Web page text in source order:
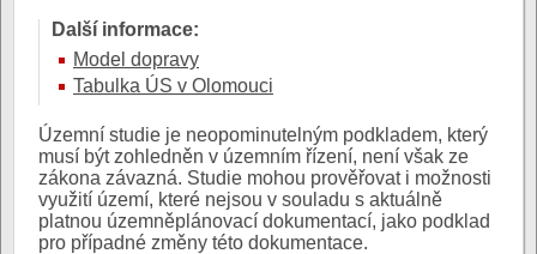
Další informace:
Model dopravy
Tabulka ÚS v Olomouci
Územní studie je neopominutelným podkladem, který
musí být zohledněn v územním řízení, není však ze
zákona závazná. Studie mohou prověřovat i možnosti
využití území, které nejsou v souladu s aktuálně
platnou územněplánovací dokumentací, jako podklad
pro případné změny této dokumentace.